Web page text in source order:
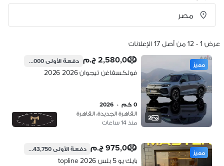
عرض 1 - 12 من أصل 17 الإعلانات
2
مميز 2,580,000 ج.م دفعة الأولى645,000 ج.م
فولكسفاغن تيجوان 2026 2026
0 كم •
2026
القاهرة الجديدة، القاهرة
منذ 14 ساعات
مميز 975,000 ج.م دفعة الأولى243,750 ج.م
بايك يو 5 بلس 2026 topline